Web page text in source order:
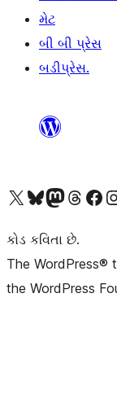
મેટ
બી બી પ્રેસ
બડીપ્રેસ.
અમારા X (અગાઉ ટ્વિટર) એકાઉન્ટની મુલાકાત લોઅમારા Bluesky એકાઉન્ટની મુલાકાત લોઅમારા માસ્ટોડોન એકાઉન્ટની મુલાકાત લોઅમારા Threads એકાઉન્ટની મુલાકાત લો અમારા ફેસબુક પેજની મુલાકાત લોઅમારા
કોડ કવિતા છે.
The WordPress®
the WordPress